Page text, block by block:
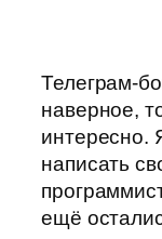
Телеграм-
наверное,
интересно.
написать
ещё